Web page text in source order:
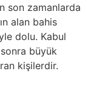
son zamanlarda
alan bahis
dolu. Kabul
büyük
kişilerdir.